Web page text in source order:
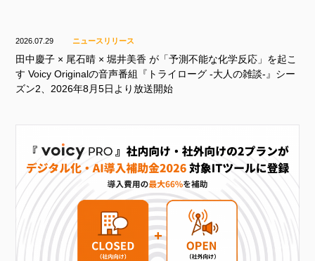
2026.07.29 ニュースリリース
田中慶子 × 尾石晴 × 堀井美香 が「予測不能な化学反応」を起こ
す Voicy Originalの音声番組『トライローグ -大人の雑談-』シー
ズン2、2026年8月5日より放送開始